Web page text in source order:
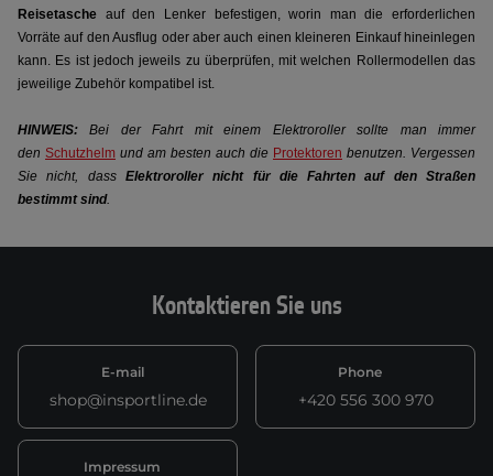
Reisetasche auf den Lenker befestigen, worin man die erforderlichen
Vorräte auf den Ausflug oder aber auch einen kleineren Einkauf hineinlegen
kann. Es ist jedoch jeweils zu überprüfen, mit welchen Rollermodellen das
jeweilige Zubehör kompatibel ist.
HINWEIS: Bei der Fahrt mit einem Elektroroller sollte man immer
den Schutzhelm und am besten auch die Protektoren benutzen. Vergessen
Sie nicht, dass Elektroroller nicht für die Fahrten auf den Straßen
bestimmt sind.
Kontaktieren Sie uns
E-mail
shop@insportline.de
Phone
+420 556 300 970
Impressum